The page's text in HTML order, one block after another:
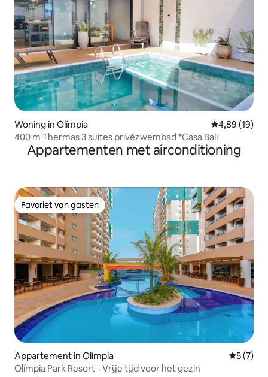
Woning in Olímpia Gemiddelde
4,89 (19)
400 m Thermas 3 suites privézwembad *Casa Bali
Appartementen met airconditioning
Favoriet van gasten
Favoriet van gasten
Appartement in Olímpia
5 (7)
Olímpia Park Resort - Vrije tijd voor het gezin